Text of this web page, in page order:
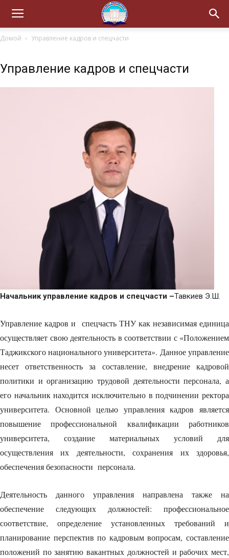
Домой Управление кадров и спецчасти
Управление кадров и спецчасти
Начальник управление кадров и спецчасти –Тавкиев Э.Ш.
Управление кадров и спецчасть ТНУ как независимая единица
осуществляет свою деятельность в соответствии с «Положением
Таджикского национального университета». Данное управление
несет ответственность за составление, внедрение кадровой
политики и организацию трудовой деятельности персонала, а
его начальник находится исключительно в подчинении ректора
университета. Основной целью управления кадров является
повышение профессиональной квалификации работников
университета, создание материальных условий для
осуществления их деятельности, сохранения их здоровья,
обеспечения безопасности персонала.
Деятельность данного управления направлена также на
обеспечение следующих должностей: профессиональное
соответствие, определение установленных требований и
планирование перспектив по кадровым вопросам, составление
положений по занятию вакантных должностей и рабочих мест,